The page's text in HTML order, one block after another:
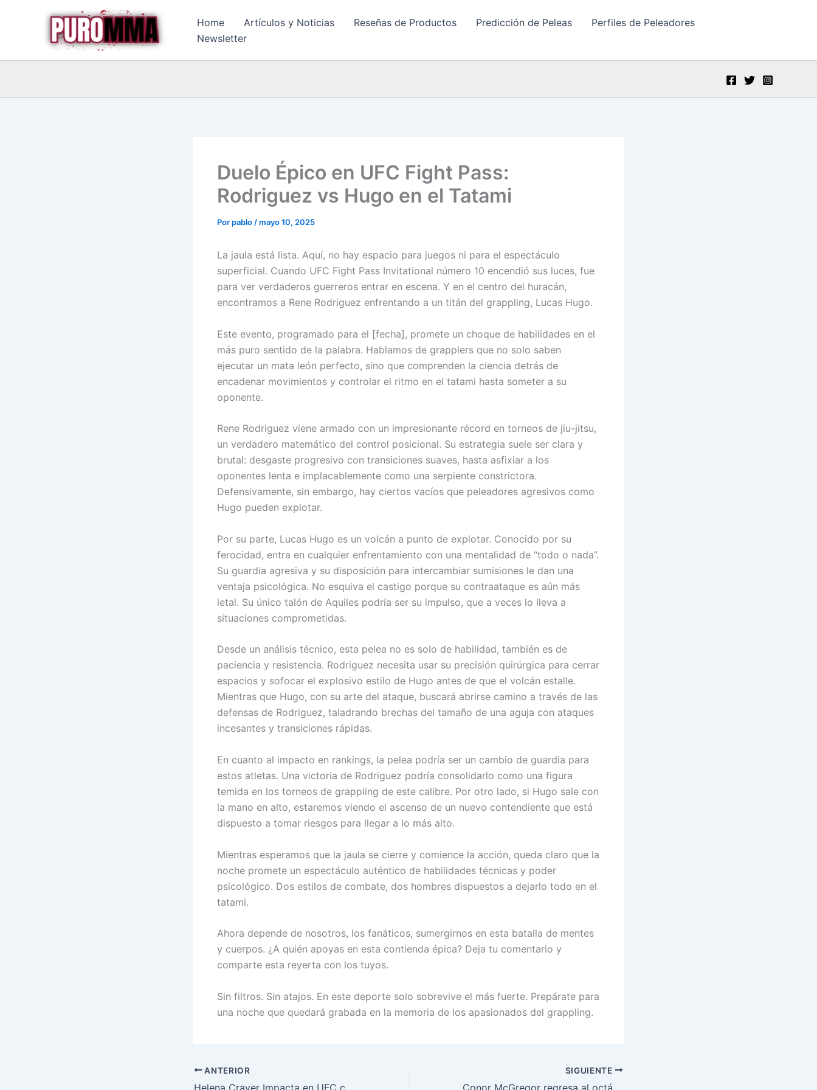
Home Artículos y Noticias Reseñas de Productos Predicción de Peleas
Perfiles de Peleadores
Newsletter
Duelo Épico en UFC Fight Pass:
Rodriguez vs Hugo en el Tatami
Porpablo /mayo 10, 2025
La jaula está lista. Aquí, no hay espacio para juegos ni para el espectáculo
superficial. Cuando UFC Fight Pass Invitational número 10 encendió sus luces, fue
para ver verdaderos guerreros entrar en escena. Y en el centro del huracán,
encontramos a Rene Rodriguez enfrentando a un titán del grappling, Lucas Hugo.
Este evento, programado para el [fecha], promete un choque de habilidades en el
más puro sentido de la palabra. Hablamos de grapplers que no solo saben
ejecutar un mata león perfecto, sino que comprenden la ciencia detrás de
encadenar movimientos y controlar el ritmo en el tatami hasta someter a su
oponente.
Rene Rodriguez viene armado con un impresionante récord en torneos de jiu-jitsu,
un verdadero matemático del control posicional. Su estrategia suele ser clara y
brutal: desgaste progresivo con transiciones suaves, hasta asfixiar a los
oponentes lenta e implacablemente como una serpiente constrictora.
Defensivamente, sin embargo, hay ciertos vacíos que peleadores agresivos como
Hugo pueden explotar.
Por su parte, Lucas Hugo es un volcán a punto de explotar. Conocido por su
ferocidad, entra en cualquier enfrentamiento con una mentalidad de “todo o nada”.
Su guardia agresiva y su disposición para intercambiar sumisiones le dan una
ventaja psicológica. No esquiva el castigo porque su contraataque es aún más
letal. Su único talón de Aquiles podría ser su impulso, que a veces lo lleva a
situaciones comprometidas.
Desde un análisis técnico, esta pelea no es solo de habilidad, también es de
paciencia y resistencia. Rodriguez necesita usar su precisión quirúrgica para cerrar
espacios y sofocar el explosivo estilo de Hugo antes de que el volcán estalle.
Mientras que Hugo, con su arte del ataque, buscará abrirse camino a través de las
defensas de Rodriguez, taladrando brechas del tamaño de una aguja con ataques
incesantes y transiciones rápidas.
En cuanto al impacto en rankings, la pelea podría ser un cambio de guardia para
estos atletas. Una victoria de Rodriguez podría consolidarlo como una figura
temida en los torneos de grappling de este calibre. Por otro lado, si Hugo sale con
la mano en alto, estaremos viendo el ascenso de un nuevo contendiente que está
dispuesto a tomar riesgos para llegar a lo más alto.
Mientras esperamos que la jaula se cierre y comience la acción, queda claro que la
noche promete un espectáculo auténtico de habilidades técnicas y poder
psicológico. Dos estilos de combate, dos hombres dispuestos a dejarlo todo en el
tatami.
Ahora depende de nosotros, los fanáticos, sumergirnos en esta batalla de mentes
y cuerpos. ¿A quién apoyas en esta contienda épica? Deja tu comentario y
comparte esta reyerta con los tuyos.
Sin filtros. Sin atajos. En este deporte solo sobrevive el más fuerte. Prepárate para
una noche que quedará grabada en la memoria de los apasionados del grappling.
ANTERIOR SIGUIENTE